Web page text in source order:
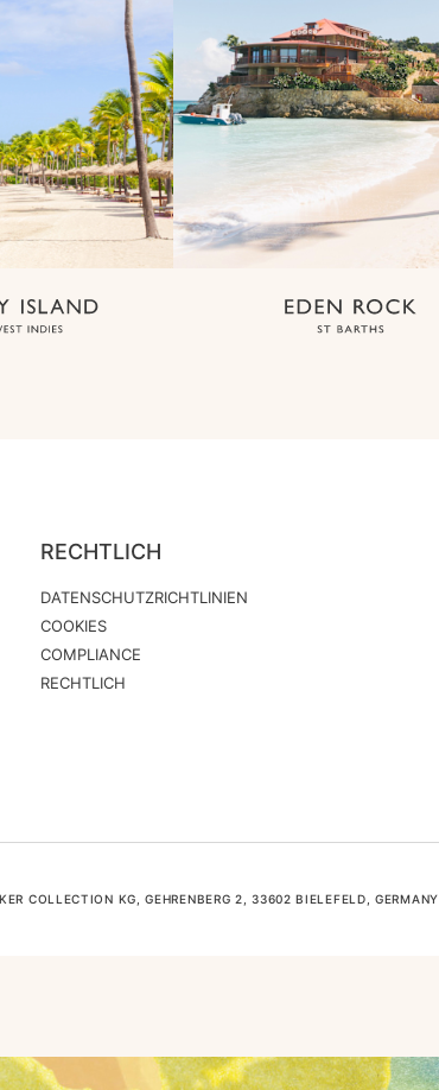
RECHTLICH
DATENSCHUTZRICHTLINIEN
COOKIES
COMPLIANCE
RECHTLICH
COLLECTION KG, GEHRENBERG 2, 33602 BIELEFELD, GERMANY